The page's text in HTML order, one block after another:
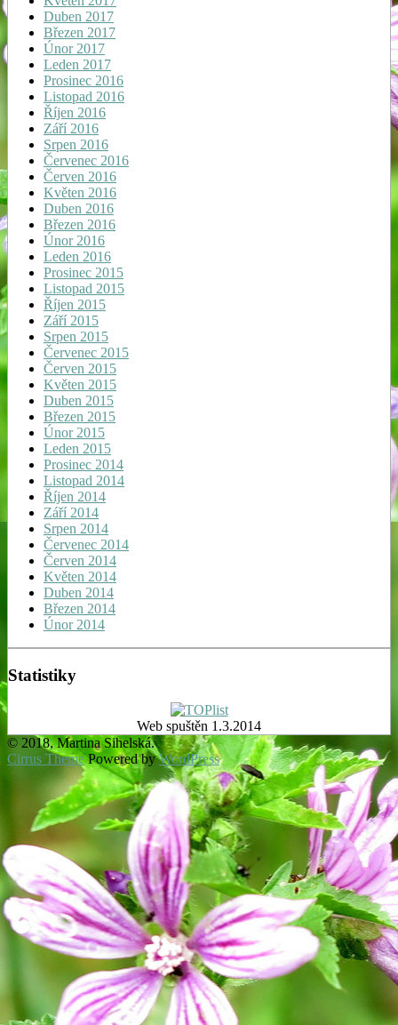
Duben 2017
Březen 2017
Únor 2017
Leden 2017
Prosinec 2016
Listopad 2016
Říjen 2016
Září 2016
Srpen 2016
Červenec 2016
Červen 2016
Květen 2016
Duben 2016
Březen 2016
Únor 2016
Leden 2016
Prosinec 2015
Listopad 2015
Říjen 2015
Září 2015
Srpen 2015
Červenec 2015
Červen 2015
Květen 2015
Duben 2015
Březen 2015
Únor 2015
Leden 2015
Prosinec 2014
Listopad 2014
Říjen 2014
Září 2014
Srpen 2014
Červenec 2014
Červen 2014
Květen 2014
Duben 2014
Březen 2014
Únor 2014
Statistiky
Web spuštěn 1.3.2014
© 2018, Martina Sihelská.
Cirrus ThemePowered byWordPress